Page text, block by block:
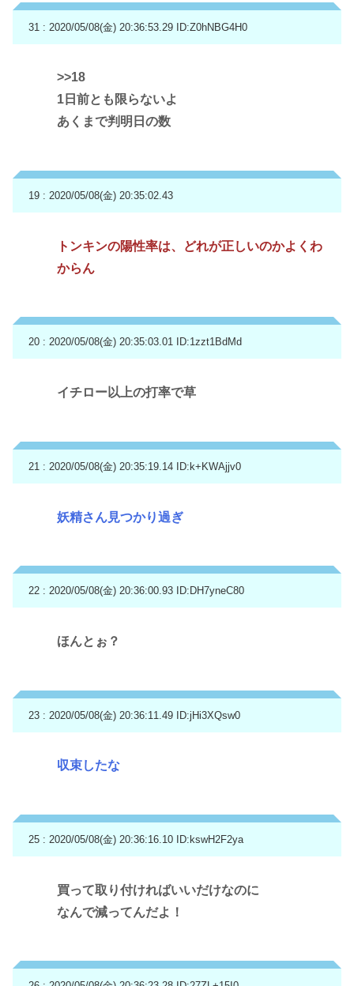
31 : 2020/05/08(金) 20:36:53.29 ID:Z0hNBG4H0
>>18
1日前とも限らないよ
あくまで判明日の数
19 : 2020/05/08(金) 20:35:02.43
トンキンの陽性率は、どれが正しいのかよくわ
からん
20 : 2020/05/08(金) 20:35:03.01 ID:1zzt1BdMd
イチロー以上の打率で草
21 : 2020/05/08(金) 20:35:19.14 ID:k+KWAjjv0
妖精さん見つかり過ぎ
22 : 2020/05/08(金) 20:36:00.93 ID:DH7yneC80
ほんとぉ？
23 : 2020/05/08(金) 20:36:11.49 ID:jHi3XQsw0
収束したな
25 : 2020/05/08(金) 20:36:16.10 ID:kswH2F2ya
買って取り付ければいいだけなのに
なんで減ってんだよ！